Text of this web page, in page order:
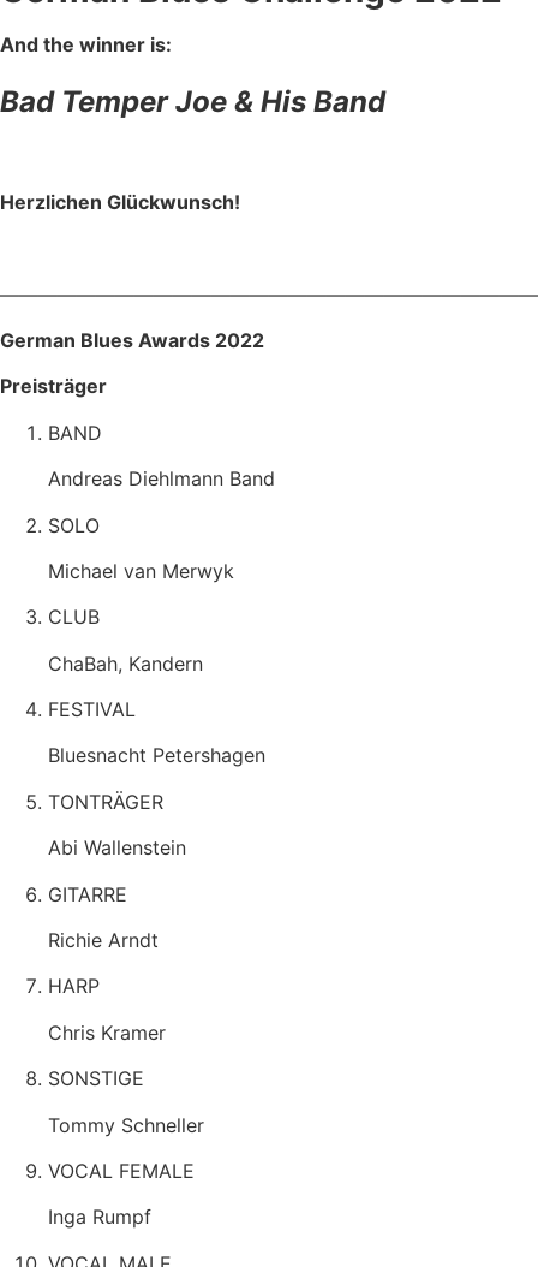
And the winner is:
Bad Temper Joe & His Band
Herzlichen Glückwunsch!
German Blues Awards 2022
Preisträger
BAND
Andreas Diehlmann Band
SOLO
Michael van Merwyk
CLUB
ChaBah, Kandern
FESTIVAL
Bluesnacht Petershagen
TONTRÄGER
Abi Wallenstein
GITARRE
Richie Arndt
HARP
Chris Kramer
SONSTIGE
Tommy Schneller
VOCAL FEMALE
Inga Rumpf